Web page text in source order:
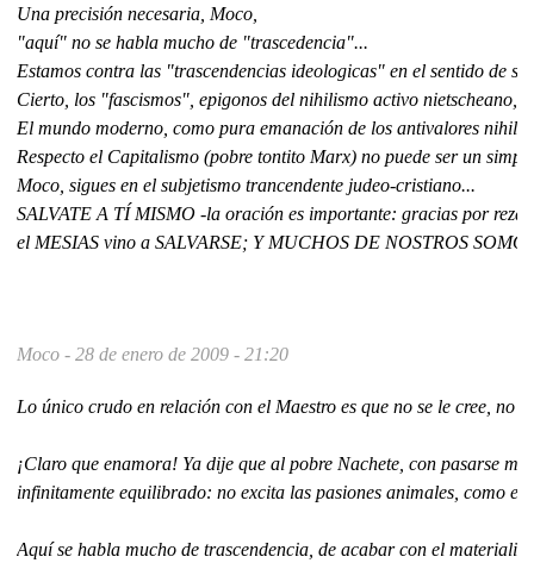
Una precisión necesaria, Moco,
"aquí" no se habla mucho de "trascedencia"...
Estamos contra las "trascendencias ideologicas" en el sentido de
Cierto, los "fascismos", epigonos del nihilismo activo nietscheano,
El mundo moderno, como pura emanación de los antivalores
Respecto el Capitalismo (pobre tontito Marx) no puede ser un
Moco, sigues en el subjetismo trancendente judeo-cristiano...
SALVATE A TÍ MISMO -la oración es importante: gracias por
el MESIAS vino a SALVARSE; Y MUCHOS DE NOSTROS
Moco - 28 de enero de 2009 - 21:20
Lo único crudo en relación con el Maestro es que no se le cree, no
¡Claro que enamora! Ya dije que al pobre Nachete, con
infinitamente equilibrado: no excita las pasiones animales, como
Aquí se habla mucho de trascendencia, de acabar con el